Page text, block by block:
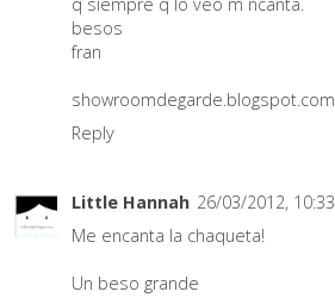
besos
fran
showroomdegarde.blogspot.com
Reply
Little Hannah 26/03/2012, 10:33
Me encanta la chaqueta!
Un beso grande